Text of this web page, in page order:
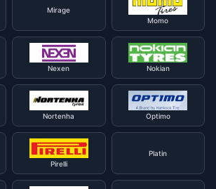
Mirage
Momo
Nexen Nokian
Nortenha
Optimo
Pirelli
Platin